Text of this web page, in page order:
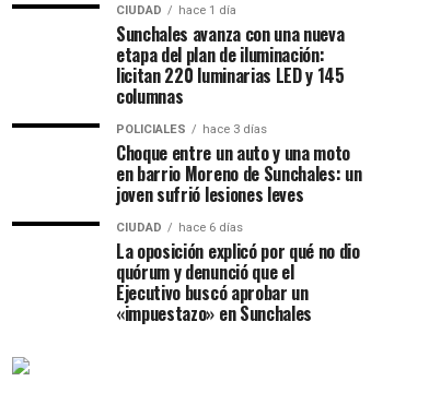
CIUDAD hace 1 día
Sunchales avanza con una nueva
etapa del plan de iluminación:
licitan 220 luminarias LED y 145
columnas
POLICIALES hace 3 días
Choque entre un auto y una moto
en barrio Moreno de Sunchales: un
joven sufrió lesiones leves
CIUDAD hace 6 días
La oposición explicó por qué no dio
quórum y denunció que el
Ejecutivo buscó aprobar un
«impuestazo» en Sunchales